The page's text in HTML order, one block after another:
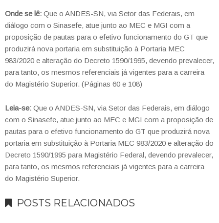
Onde se lê: Que o ANDES-SN, via Setor das Federais, em
diálogo com o Sinasefe, atue junto ao MEC e MGI com a
proposição de pautas para o efetivo funcionamento do GT que
produzirá nova portaria em substituição à Portaria MEC
983/2020 e alteração do Decreto 1590/1995, devendo prevalecer,
para tanto, os mesmos referenciais já vigentes para a carreira
do Magistério Superior. (Páginas 60 e 108)
Leia-se: Que o ANDES-SN, via Setor das Federais, em diálogo
com o Sinasefe, atue junto ao MEC e MGI com a proposição de
pautas para o efetivo funcionamento do GT que produzirá nova
portaria em substituição à Portaria MEC 983/2020 e alteração do
Decreto 1590/1995 para Magistério Federal, devendo prevalecer,
para tanto, os mesmos referenciais já vigentes para a carreira
do Magistério Superior.
POSTS RELACIONADOS